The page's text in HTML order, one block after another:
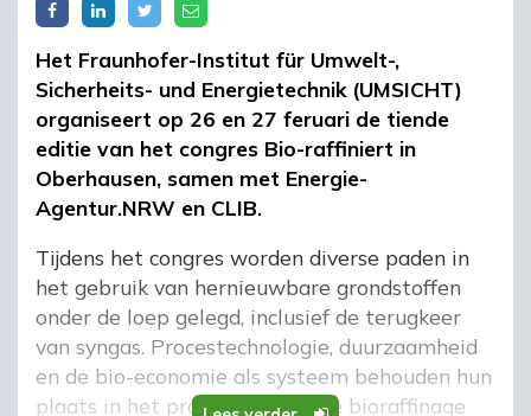
Het Fraunhofer-Institut für Umwelt-,
Sicherheits- und Energietechnik (UMSICHT)
organiseert op 26 en 27 feruari de tiende
editie van het congres Bio-raffiniert in
Oberhausen, samen met Energie-
Agentur.NRW en CLIB.
Tijdens het congres worden diverse paden in
het gebruik van hernieuwbare grondstoffen
onder de loep gelegd, inclusief de terugkeer
van syngas. Procestechnologie, duurzaamheid
en de bio-economie als systeem behouden hun
plaats in het programma. Of de bioraffinage